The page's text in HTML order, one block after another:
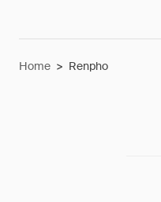
Home > Renpho